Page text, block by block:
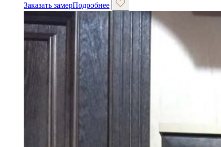
Заказать замерПодробнее